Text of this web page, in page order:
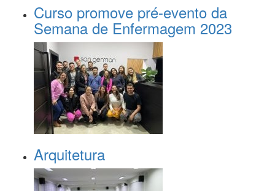
Curso promove pré-evento da
Semana de Enfermagem 2023
Arquitetura